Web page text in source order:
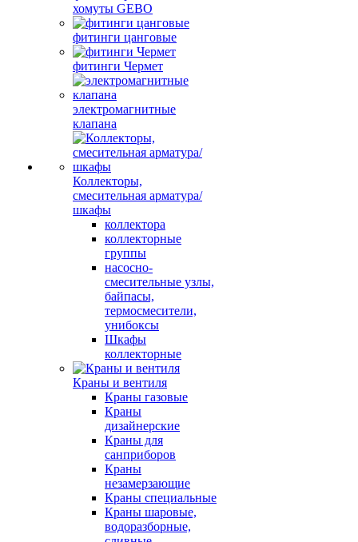
хомуты GEBO
фитинги цанговые
фитинги Чермет
электромагнитные
клапана
Коллекторы,
смесительная арматура/
шкафы
коллектора
коллекторные
группы
насосно-
смесительные узлы,
байпасы,
термосмесители,
унибоксы
Шкафы
коллекторные
Краны и вентиля
Краны газовые
Краны
дизайнерские
Краны для
санприборов
Краны
незамерзающие
Краны специальные
Краны шаровые,
водоразборные,